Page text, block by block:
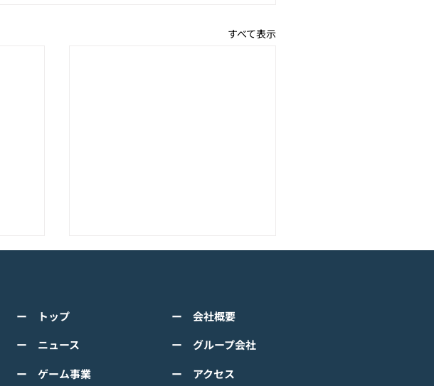
すべて表示
バ
リ
チャ
のぼの なにしてる？』<span
class="space"></span>グロ
詳しくは下記PDFをご確認くださ
い。 【ゲームオン プレスリリ
ース】 TVアニメーション 『ぼの
ぼの なにしてる？』事前登録受
ー トップ
ー ニュース
ー ゲーム事業
ー 会社概要
ー グループ会社
ー アクセス